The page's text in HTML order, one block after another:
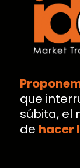
que
súbita, el
de hacer